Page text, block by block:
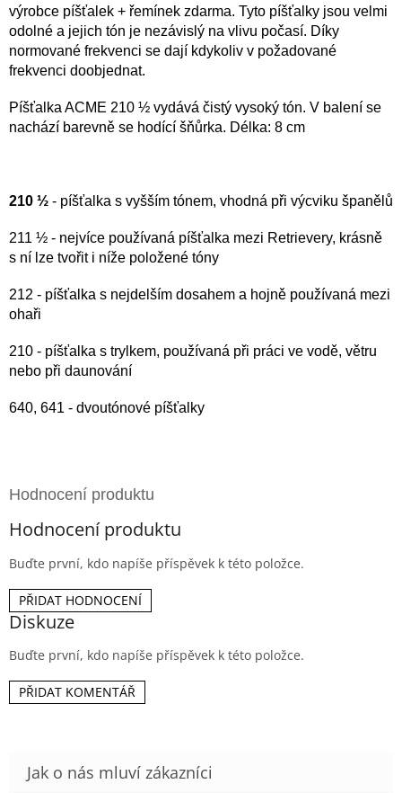
výrobce píšťalek + řemínek zdarma. Tyto píšťalky jsou velmi
odolné a jejich tón je nezávislý na vlivu počasí. Díky
normované frekvenci se dají kdykoliv v požadované
frekvenci doobjednat.
Píšťalka ACME 210 ½ vydává čistý vysoký tón. V balení se
nachází barevně se hodící šňůrka. Délka: 8 cm
210 ½ - píšťalka s vyšším tónem, vhodná při výcviku španělů
211 ½ - nejvíce používaná píšťalka mezi Retrievery, krásně
s ní lze tvořit i níže položené tóny
212 - píšťalka s nejdelším dosahem a hojně používaná mezi
ohaři
210 - píšťalka s trylkem, používaná při práci ve vodě, větru
nebo při daunování
640, 641 - dvoutónové píšťalky
Hodnocení produktu
Buďte první, kdo napíše příspěvek k této položce.
PŘIDAT HODNOCENÍ
Diskuze
Buďte první, kdo napíše příspěvek k této položce.
PŘIDAT KOMENTÁŘ